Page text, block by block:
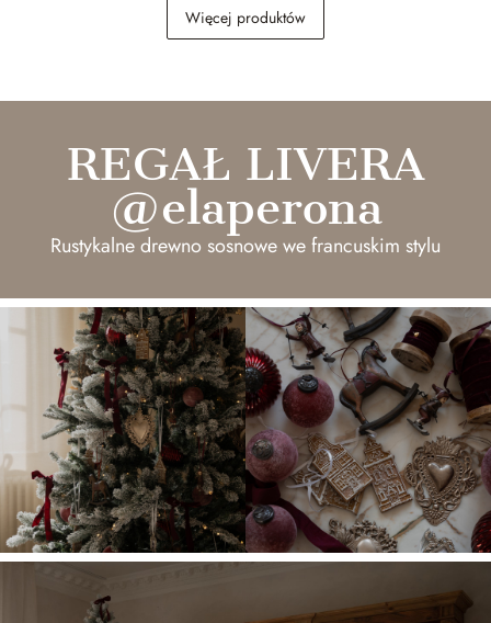
Świecznik, zestaw 4 szt.
Namoris
Więcej produktów
REGAŁ LIVERA
@elaperona
Rustykalne drewno sosnowe we francuskim stylu